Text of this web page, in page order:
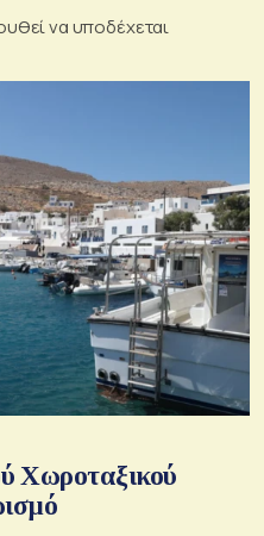
να υποδέχεται
Χωροταξικού